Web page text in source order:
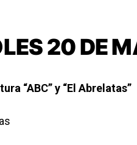
20 DE
“ABC” y “El Abrelatas”